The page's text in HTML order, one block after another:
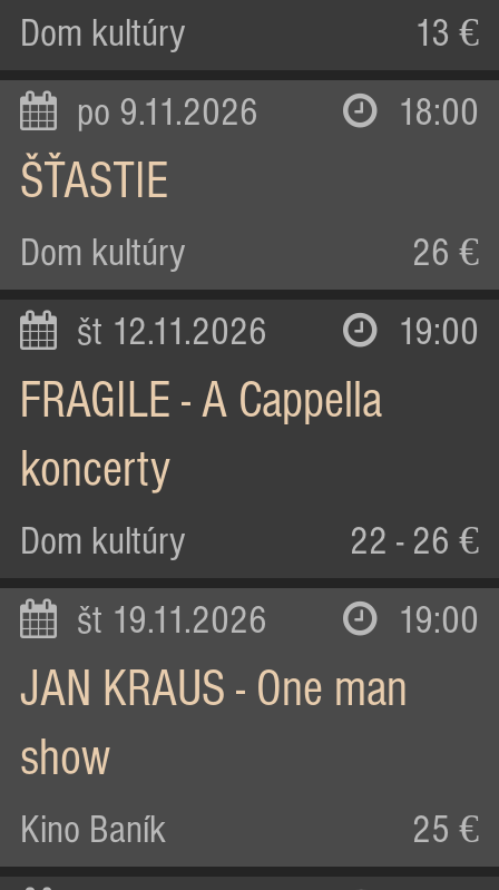
Dom kultúry 13 €
po 9.11.2026 18:00
ŠŤASTIE
Dom kultúry 26 €
št 12.11.2026 19:00
FRAGILE - A Cappella
koncerty
Dom kultúry 22 - 26 €
št 19.11.2026 19:00
JAN KRAUS - One man
show
Kino Baník 25 €